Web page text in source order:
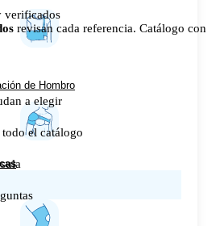
de Hombro
verificados
revisan cada referencia. Catálogo con
a elegir
todo el catálogo